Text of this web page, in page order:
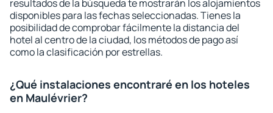
resultados de la búsqueda te mostrarán los alojamientos
disponibles para las fechas seleccionadas. Tienes la
posibilidad de comprobar fácilmente la distancia del
hotel al centro de la ciudad, los métodos de pago así
como la clasificación por estrellas.
¿Qué instalaciones encontraré en los hoteles
en Maulévrier?